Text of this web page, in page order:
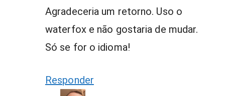
Agradeceria um retorno. Uso o
waterfox e não gostaria de mudar.
Só se for o idioma!
Responder